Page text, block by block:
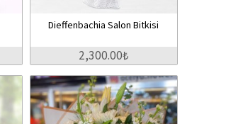
Dieffenbachia Salon Bitkisi
2,300.00₺